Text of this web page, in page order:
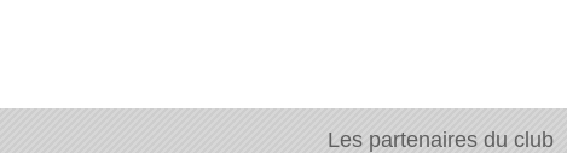
Les partenaires du club